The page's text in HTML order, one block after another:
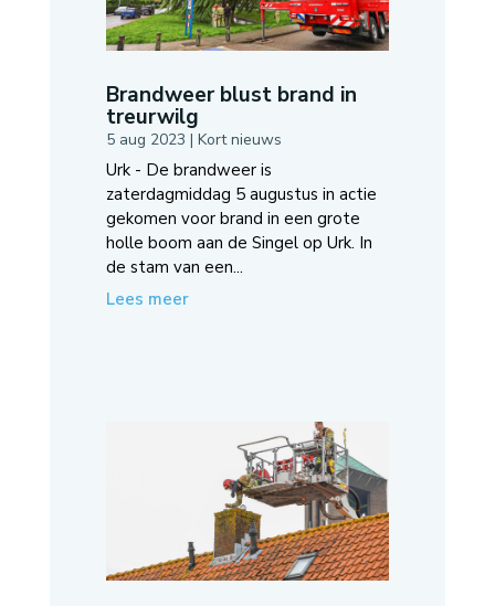
Brandweer blust brand in
treurwilg
5 aug 2023 | Kort nieuws
Urk - De brandweer is
zaterdagmiddag 5 augustus in actie
gekomen voor brand in een grote
holle boom aan de Singel op Urk. In
de stam van een...
Lees meer